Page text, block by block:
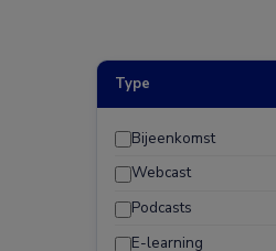
Type
Bijeenkomst
Webcast
Podcasts
E-learning